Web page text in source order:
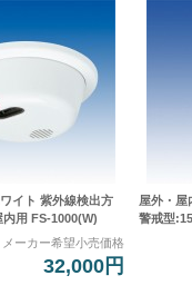
イト 紫外線検出方
用 FS-1000(W)
メーカー希望小売価格
32,000円
屋外・屋
警戒型